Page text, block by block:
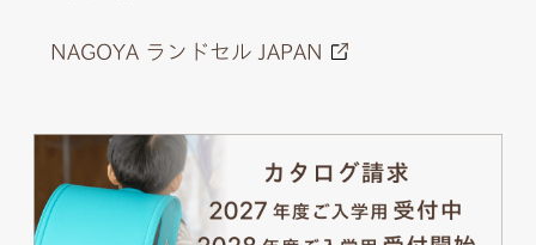
NAGOYA ランドセル JAPAN